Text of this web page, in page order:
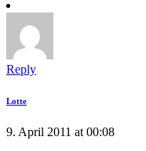
Reply
Lotte
9. April 2011 at 00:08